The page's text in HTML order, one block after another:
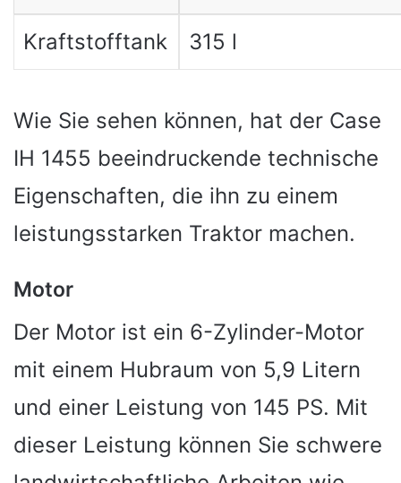
Kraftstofftank 315 l
Wie Sie sehen können, hat der Case
IH 1455 beeindruckende technische
Eigenschaften, die ihn zu einem
leistungsstarken Traktor machen.
Motor
Der Motor ist ein 6-Zylinder-Motor
mit einem Hubraum von 5,9 Litern
und einer Leistung von 145 PS. Mit
dieser Leistung können Sie schwere